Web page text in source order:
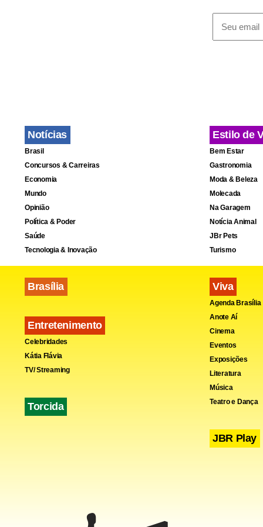
Notícias
Brasil
Concursos & Carreiras
Economia
Mundo
Opinião
Política & Poder
Saúde
Tecnologia & Inovação
Brasília
Entretenimento
Celebridades
Kátia Flávia
TV/ Streaming
Torcida
Estilo de
Bem Estar
Gastronomia
Moda & Beleza
Molecada
Na Garagem
Notícia Animal
JBr Pets
Turismo
Viva
Agenda Brasília
Anote Aí
Cinema
Eventos
Exposições
Literatura
Música
Teatro e Dança
JBR Play